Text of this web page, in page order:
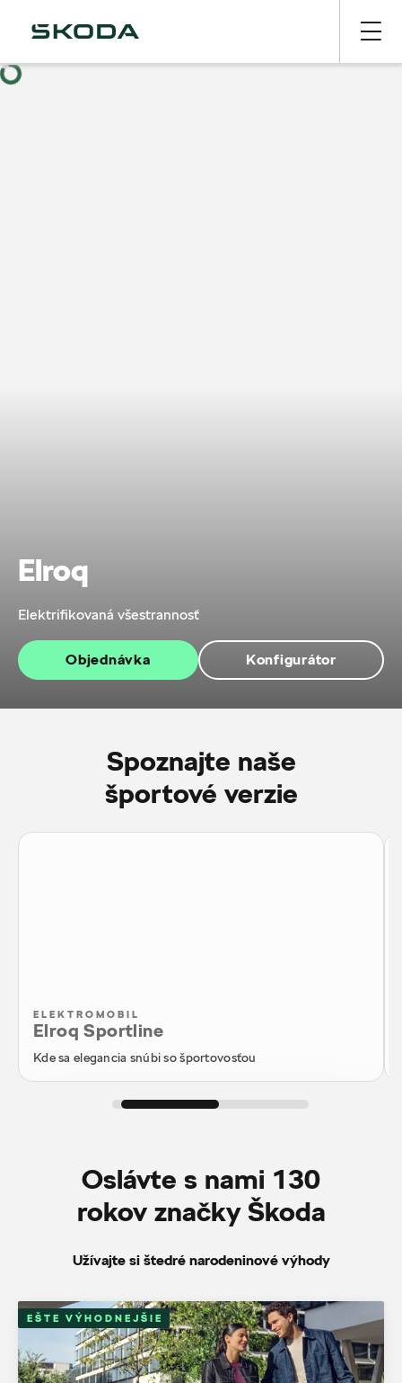
Elroq
Elektrifikovaná všestrannosť
Objednávka Konfigurátor
Spoznajte naše
športové verzie
ELEKTROMOBIL
Elroq Sportline
Kde sa elegancia snúbi so športovosťou
Ponuka skladových vozidiel
Oslávte s nami 130
rokov značky Škoda
Užívajte si štedré narodeninové výhody
EŠTE VÝHODNEJŠIE